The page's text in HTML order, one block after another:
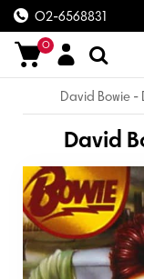
02-6568831
0
David Bowie -
David